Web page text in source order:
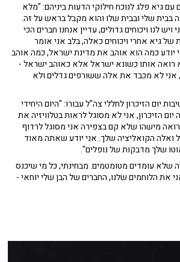
עם גיא פלג לנוכח חילוקי הדעות ביניהם: "מלא
בבית שלי ובבית שלו והוא מקבל בראש על זה.
לנו ויכוחים גדולים, עדיין אנחנו חברים הכי
של גיא אחרי ויכוחים כאלה, בלב אני אומר
יודע כמה הוא אוהב את מדינת ישראל, כמה אוהב
רואה אותו כשונא ישראל אלא כאוהב ישראל -
אני לא מכבד את אלה ששורפים גדלים ולא
יום הזיכרון לחללי צה"ל עבורו: "היום היחידי
הזיכרון, אני לא מסוגל לראות בטלוויזיה את
רואה מישהו שלא קם בצפירה אני מסוגל לרדוף
ואלה הקואליציה שלך. אני יודע שאתה מאוד
שלך מדבקות של נופלים".
שלא עומדים מטומטמים. מבחינתי, כל מי שיכנס
את הלוחמים שלנו, החברים של הבן שלי יוחאי -